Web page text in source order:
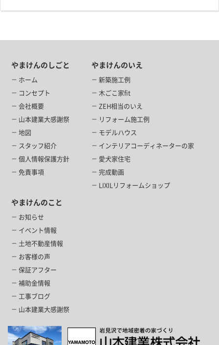
やまけんのしごと
ホーム
コンセプト
会社概要
山本建業大感謝祭
地図
スタッフ紹介
個人情報保護方針
免責事項
やまけんのいえ
新築施工例
木ごこ家fit
ZEH相当のいえ
リフォーム施工例
モデルハウス
インテリアコーディネーターの家
愛犬家住宅
完成動画
LIXILリフォームショップ
やまけんのこと
お知らせ
イベント情報
土地不動産情報
お客様の声
保証アフター
補助金情報
工事ブログ
山本建業大感謝祭